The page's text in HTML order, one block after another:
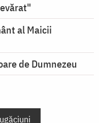
al Maicii
de Dumnezeu